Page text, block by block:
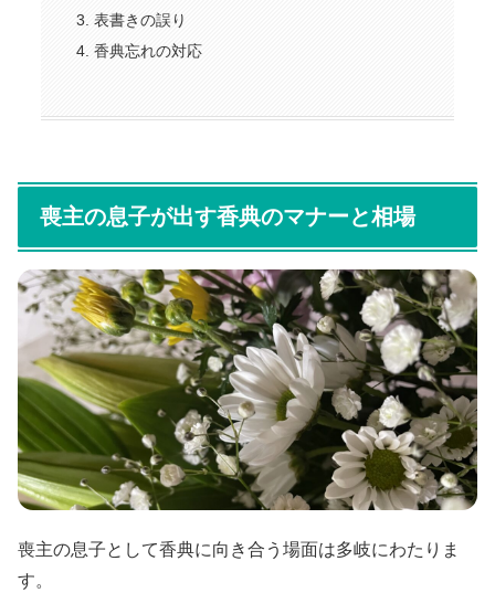
表書きの誤り
香典忘れの対応
喪主の息子が出す香典のマナーと相場
喪主の息子として香典に向き合う場面は多岐にわたりま
す。